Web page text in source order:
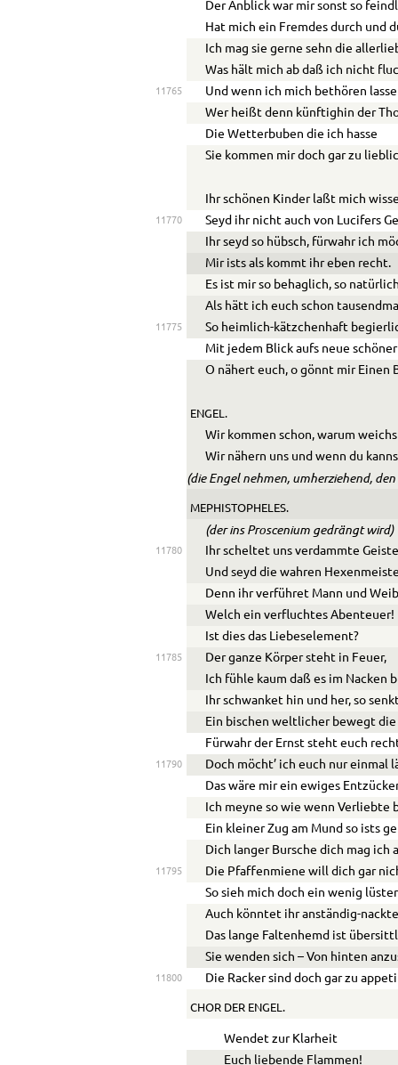
Der Anblick war mir sonst so
Hat mich ein Fremdes durch und
Ich mag sie gerne sehn die
Was hält mich ab daß ich nicht
11765
Und wenn ich mich bethören lasse
Wer heißt denn künftighin der
Die Wetterbuben die ich hasse
Sie kommen mir doch gar zu
Ihr schönen Kinder laßt mich
11770
Seyd ihr nicht auch von Lucifers
Ihr seyd so hübsch, fürwahr ich
Mir ists als kommt ihr eben recht.
Es ist mir so behaglich, so
Als hätt ich euch schon
11775
So heimlich-kätzchenhaft
Mit jedem Blick aufs neue
O nähert euch, o gönnt mir Einen
ENGEL.
Wir kommen schon, warum
Wir nähern uns und wenn du
(die Engel nehmen, umherziehend,
MEPHISTOPHELES.
(der ins Proscenium gedrängt wird)
11780
Ihr scheltet uns verdammte
Und seyd die wahren
Denn ihr verführet Mann und
Welch ein verfluchtes Abenteuer!
Ist dies das Liebeselement?
11785
Der ganze Körper steht in Feuer,
Ich fühle kaum daß es im Nacken
Ihr schwanket hin und her, so
Ein bischen weltlicher bewegt
Fürwahr der Ernst steht euch
11790
Doch möcht’ ich euch nur einmal
Das wäre mir ein ewiges
Ich meyne so wie wenn Verliebte
Ein kleiner Zug am Mund so ists
Dich langer Bursche dich mag ich
11795
Die Pfaffenmiene will dich gar
So sieh mich doch ein wenig
Auch könntet ihr anständig-
Das lange Faltenhemd ist
Sie wenden sich – Von hinten
11800 Die Racker sind doch gar zu
CHOR DER ENGEL.
Wendet zur Klarheit
Euch liebende Flammen!